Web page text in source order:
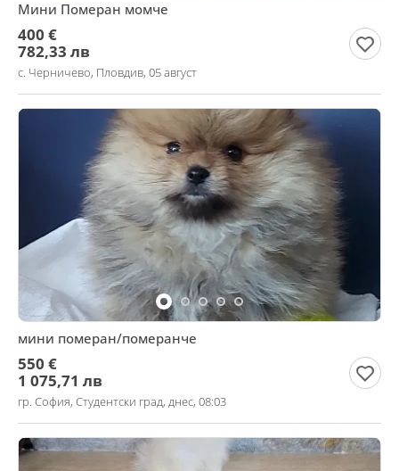
Мини Померан момче
400 €
782,33 лв
с. Черничево, Пловдив, 05 август
мини померан/померанче
550 €
1 075,71 лв
гр. София, Студентски град, днес, 08:03